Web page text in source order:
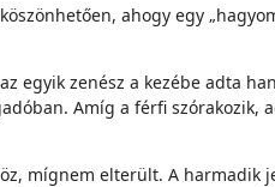
ahogy egy
egyik zenész a kezébe adta
Amíg a férfi szórakozik,
mígnem elterült. A harmadik